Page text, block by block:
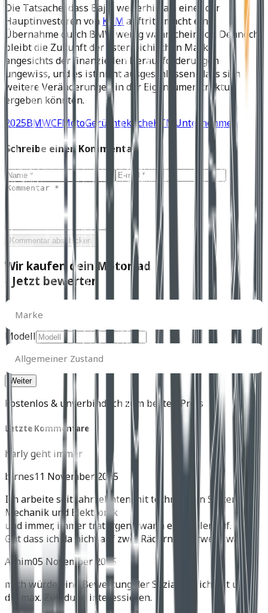
Die Tatsache, dass Bajaj weiterhin als einer der
Hauptinvestoren von KTM auftritt, macht eine
Übernahme durch BMW wenig wahrscheinlich. Dennoch
bleibt die Zukunft der österreichischen Marke
angesichts der finanziellen Herausforderungen
ungewiss, und es ist nicht ausgeschlossen, dass sich
weitere Veränderungen in der Eigentümerstruktur
ergeben könnten.
2025BMWCFMotoGerüchtekücheKTM Unternehmen
Schreibe einen Kommentar
Kommentar abschicken
Wir kaufen dein Motorrad
- Jetzt bewerten
Marke
Marke
Modell
Allgemeiner
Zustand
Allgemeiner Zustand
kostenlos & unverbindlich zum besten Preis
Letzte Kommentare
harly geht immer
birnes11 November 2025
Ich arbeite seit Jahrzehnten mit technischen Systemen,
Mechanik und Elektronik
und immer, immer trat irgend wann ein Fehler auf.
Gut dass ich da nicht auf zwei Rädern unterwegs war.
Achim05 November 2025
mich würde eine Bewertung der Soziatauglichkeit und
die max. Zuladung interessieren.